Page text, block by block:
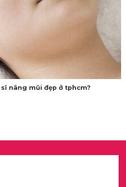
nâng mũi đẹp ở tphcm?